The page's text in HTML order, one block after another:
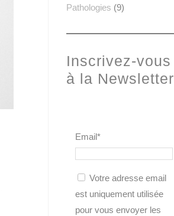
Pathologies (9)
Inscrivez-vous
à la Newsletter
Email*
Votre adresse email
est uniquement utilisée
pour vous envoyer les